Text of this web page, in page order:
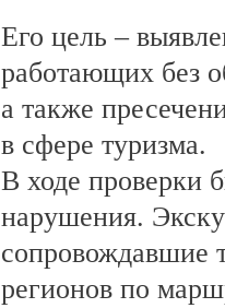
Его цель –
работающих без
а также
в сфере туризма.
В ходе проверки
нарушения.
сопровождавшие
регионов по